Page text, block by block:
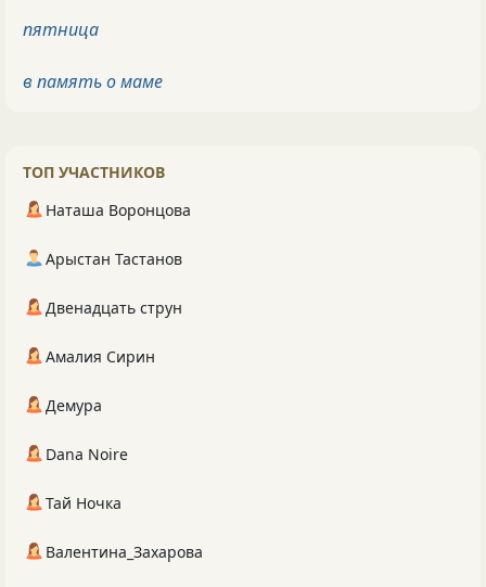
пятница
в память о маме
ТОП УЧАСТНИКОВ
Наташа Воронцова
Арыстан Тастанов
Двенадцать струн
Амалия Сирин
Демура
Dana Noire
Тай Ночка
Валентина_Захарова